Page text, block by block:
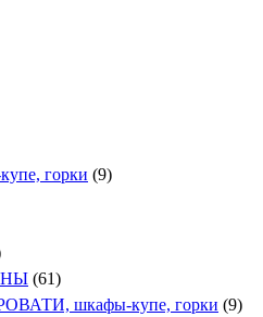
горки (9)
(61)
шкафы-купе, горки (9)